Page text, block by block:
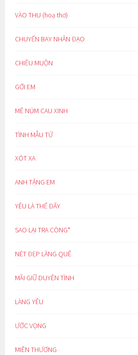
VÀO THU (hoạ thơ)
CHUYẾN BAY NHÂN ĐẠO
CHIỀU MUỘN
GỞI EM
MÊ NÚM CAU XINH
TÌNH MẪU TỬ
XÓT XA
ANH TẶNG EM
YÊU LÀ THẾ ĐẤY
SAO LẠI TRA CÒNG*
NÉT ĐẸP LÀNG QUÊ
MÃI GIỮ DUYÊN TÌNH
LÀNG YÊU
ƯỚC VỌNG
MIỀN THƯƠNG